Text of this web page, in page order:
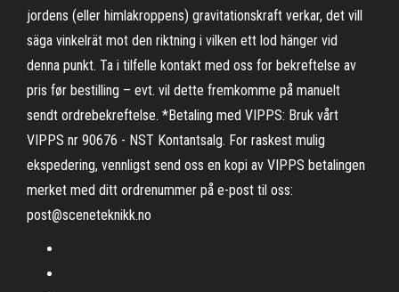
jordens (eller himlakroppens) gravitationskraft verkar, det vill
säga vinkelrät mot den riktning i vilken ett lod hänger vid
denna punkt. Ta i tilfelle kontakt med oss for bekreftelse av
pris før bestilling – evt. vil dette fremkomme på manuelt
sendt ordrebekreftelse. *Betaling med VIPPS: Bruk vårt
VIPPS nr 90676 - NST Kontantsalg. For raskest mulig
ekspedering, vennligst send oss en kopi av VIPPS betalingen
merket med ditt ordrenummer på e-post til oss:
post@sceneteknikk.no